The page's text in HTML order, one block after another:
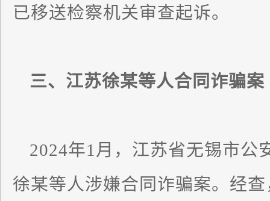
已移送检察机关审查起诉。
三、江苏徐某等人合同诈骗案
2024年1月，江苏省无锡市公
徐某等人涉嫌合同诈骗案。经